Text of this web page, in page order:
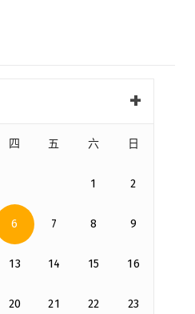
四 五 六 日
1 2
6 7 8 9
13 14 15 16
20 21 22 23